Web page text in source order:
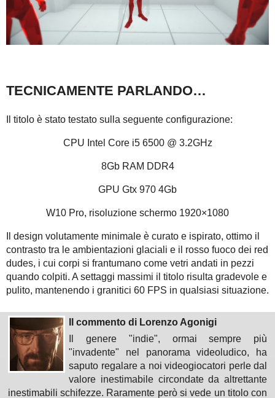
TECNICAMENTE PARLANDO…
Il titolo è stato testato sulla seguente configurazione:
CPU Intel Core i5 6500 @ 3.2GHz
8Gb RAM DDR4
GPU Gtx 970 4Gb
W10 Pro, risoluzione schermo 1920×1080
Il design volutamente minimale è curato e ispirato, ottimo il
contrasto tra le ambientazioni glaciali e il rosso fuoco dei red
dudes, i cui corpi si frantumano come vetri andati in pezzi
quando colpiti. A settaggi massimi il titolo risulta gradevole e
pulito, mantenendo i granitici 60 FPS in qualsiasi situazione.
Il commento di Lorenzo Agonigi
Il genere "indie", ormai sempre più
"invadente" nel panorama videoludico, ha
saputo regalare a noi videogiocatori perle dal
valore inestimabile circondate da altrettante
inestimabili schifezze. Raramente però si vede un titolo con